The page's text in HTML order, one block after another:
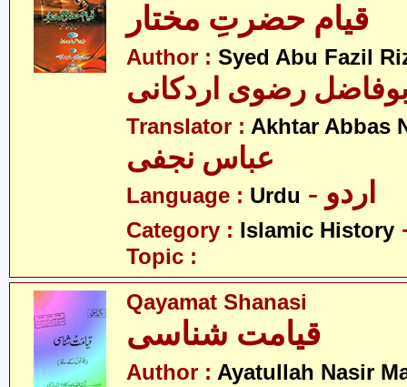
قیام حضرتِ مختار
Author : Syed Abu Fazil
رضوی اردکانی
Translator : Akhtar Abbas
عباس نجفی
Language : Urdu - اردو
Category : Islamic History
Topic :
Qayamat Shanasi
قیامت شناسی
Author : Ayatullah Nasir